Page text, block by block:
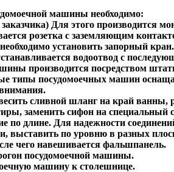
машины необходимо:
Для этого производится
розетка с заземляющим
установить запорный
водоотвод с
производится посредством
типы посудомоечных машин
сливной шланг на край
заменить сифон на
по длине. Для надежности
выставить по уровню в разных
чего навешивается фальшпанель.
посудомоечной машины.
машину к столешнице.